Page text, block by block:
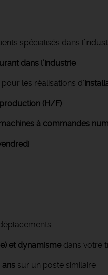
spécialisés dans
dans l’industrie
les réalisations d’
(H/F)
à commandes
et dynamismedans votre
ans sur un poste similaire